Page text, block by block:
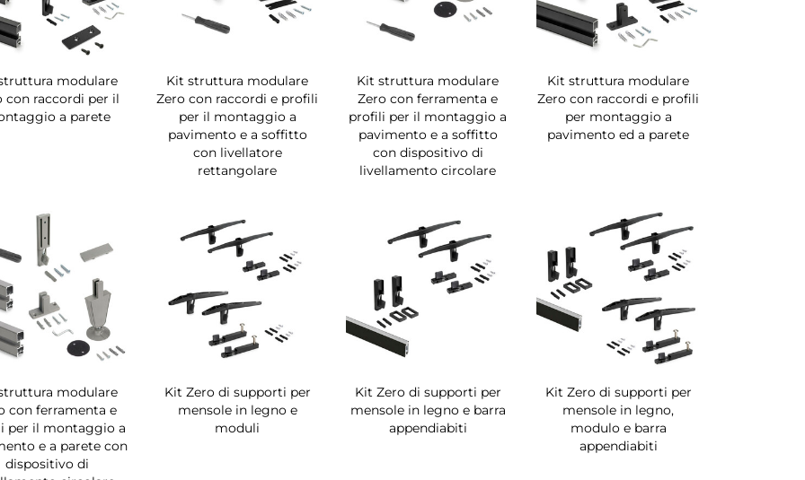
modulare
con raccordi per il
a parete
Kit struttura modulare
Zero con raccordi e profili
per il montaggio a
pavimento e a soffitto
con livellatore
rettangolare
Kit struttura modulare
Zero con ferramenta e
profili per il montaggio a
pavimento e a soffitto
con dispositivo di
livellamento circolare
Kit struttura modulare
Zero con raccordi e profili
per montaggio a
pavimento ed a parete
modulare
con ferramenta e
per il montaggio a
e a parete con
dispositivo di
Kit Zero di supporti per
mensole in legno e
moduli
Kit Zero di supporti per
mensole in legno e barra
appendiabiti
Kit Zero di supporti per
mensole in legno,
modulo e barra
appendiabiti